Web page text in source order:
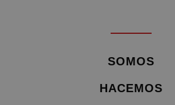
SOMOS
HACEMOS